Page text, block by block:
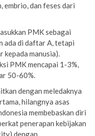
embrio, dan feses dari
PMK sebagai
ada di daftar A, tetapi
manusia).
PMK mencapai 1-3%,
50-60%.
dengan meledaknya
hilangnya asas
membebaskan diri
penerapan kebijakan
dengan